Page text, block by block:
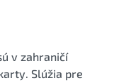
v zahraničí
Slúžia pre